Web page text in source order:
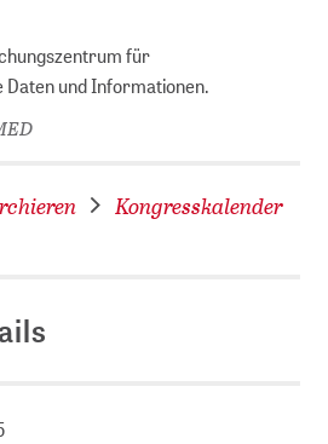
für
und Informationen.
Kongresskalender